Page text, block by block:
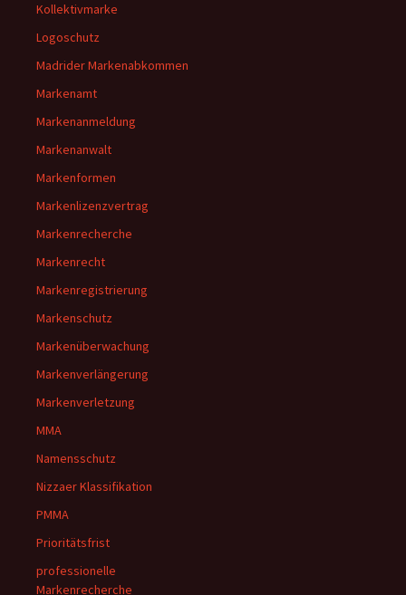
Kollektivmarke
Logoschutz
Madrider Markenabkommen
Markenamt
Markenanmeldung
Markenanwalt
Markenformen
Markenlizenzvertrag
Markenrecherche
Markenrecht
Markenregistrierung
Markenschutz
Markenüberwachung
Markenverlängerung
Markenverletzung
MMA
Namensschutz
Nizzaer Klassifikation
PMMA
Prioritätsfrist
professionelle
Markenrecherche